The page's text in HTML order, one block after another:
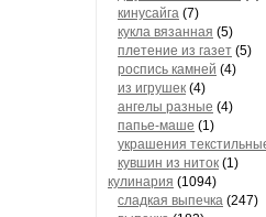
кинусайга (7)
кукла вязанная (5)
плетение из газет (5)
роспись камней (4)
из игрушек (4)
ангелы разные (4)
папье-маше (1)
украшения
кувшин из ниток (1)
кулинария (1094)
сладкая выпечка (247)